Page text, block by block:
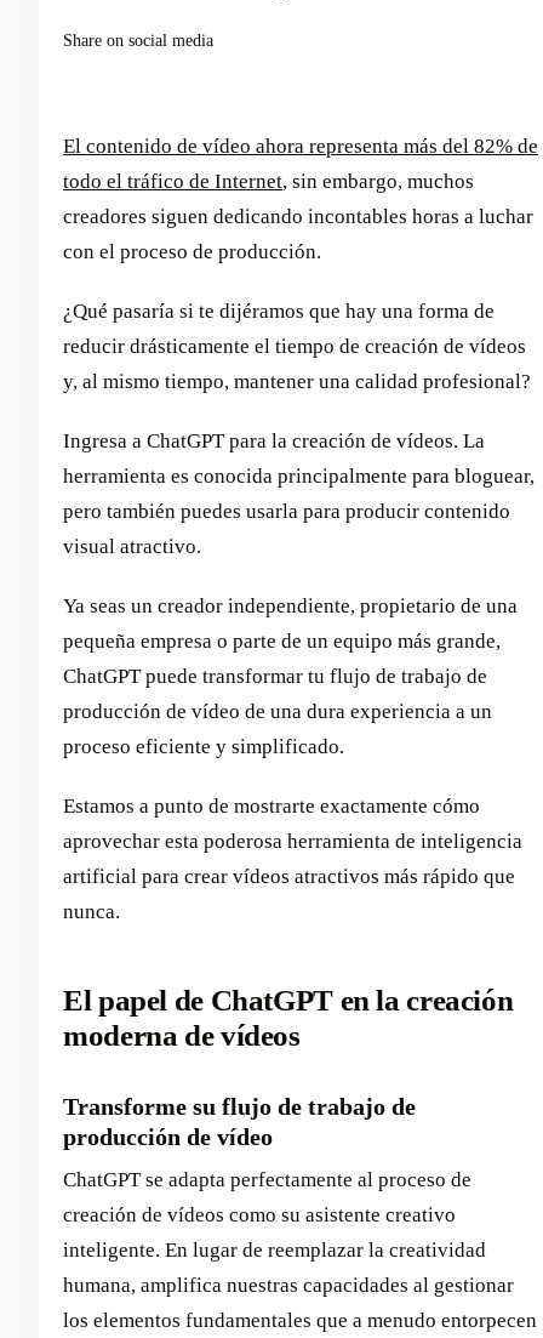
Share on social media
El contenido de vídeo ahora representa más del 82% de
todo el tráfico de Internet, sin embargo, muchos
creadores siguen dedicando incontables horas a luchar
con el proceso de producción.
¿Qué pasaría si te dijéramos que hay una forma de
reducir drásticamente el tiempo de creación de vídeos
y, al mismo tiempo, mantener una calidad profesional?
Ingresa a ChatGPT para la creación de vídeos. La
herramienta es conocida principalmente para bloguear,
pero también puedes usarla para producir contenido
visual atractivo.
Ya seas un creador independiente, propietario de una
pequeña empresa o parte de un equipo más grande,
ChatGPT puede transformar tu flujo de trabajo de
producción de vídeo de una dura experiencia a un
proceso eficiente y simplificado.
Estamos a punto de mostrarte exactamente cómo
aprovechar esta poderosa herramienta de inteligencia
artificial para crear vídeos atractivos más rápido que
nunca.
El papel de ChatGPT en la creación
moderna de vídeos
Transforme su flujo de trabajo de
producción de vídeo
ChatGPT se adapta perfectamente al proceso de
creación de vídeos como su asistente creativo
inteligente. En lugar de reemplazar la creatividad
humana, amplifica nuestras capacidades al gestionar
los elementos fundamentales que a menudo entorpecen